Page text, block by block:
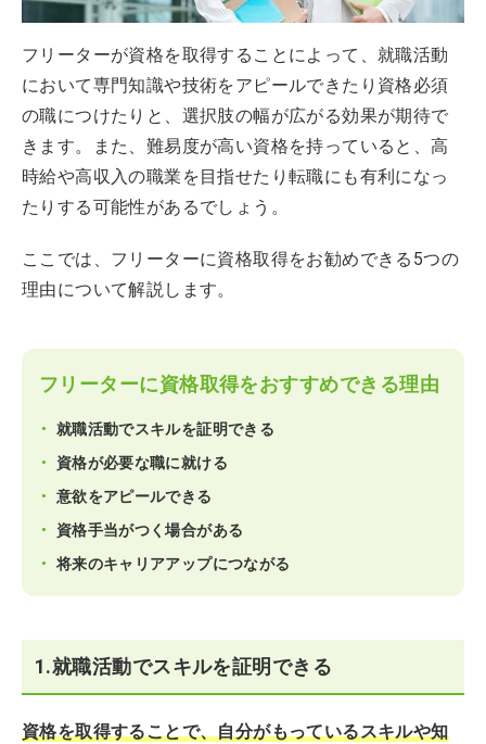
フリーターが資格を取得することによって、就職活動
において専門知識や技術をアピールできたり資格必須
の職につけたりと、選択肢の幅が広がる効果が期待で
きます。また、難易度が高い資格を持っていると、高
時給や高収入の職業を目指せたり転職にも有利になっ
たりする可能性があるでしょう。
ここでは、フリーターに資格取得をお勧めできる5つの
理由について解説します。
フリーターに資格取得をおすすめできる理由
就職活動でスキルを証明できる
資格が必要な職に就ける
意欲をアピールできる
資格手当がつく場合がある
将来のキャリアアップにつながる
1.就職活動でスキルを証明できる
資格を取得することで、自分がもっているスキルや知